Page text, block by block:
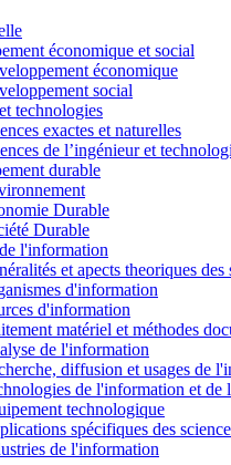
économique et social
économique
social
technologies
exactes et naturelles
de l’ingénieur et
durable
Durable
Durable
l'information
et apects theoriques
d'information
d'information
matériel et méthodes
de l'information
diffusion et usages de
de l'information et
technologique
spécifiques des
de l'information